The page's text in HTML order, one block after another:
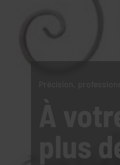
Précision,
À
plus